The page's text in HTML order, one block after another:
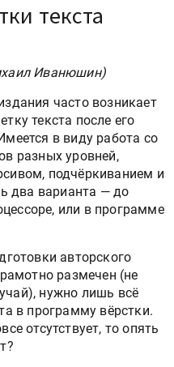
текста
Иванюшин)
часто возникает
текста после его
в виду работа со
разных уровней,
подчёркиванием и
два варианта — до
или в программе
авторского
размечен (не
нужно лишь всё
в программу вёрстки.
отсутствует, то опять